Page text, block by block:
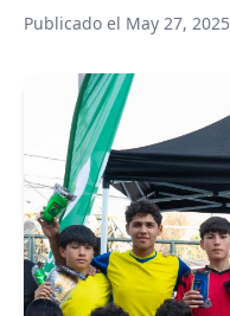
Publicado el May 27, 2025